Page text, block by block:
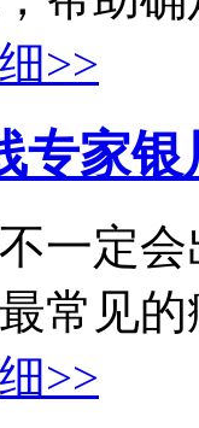
>>
专家银
一定
常见
>>